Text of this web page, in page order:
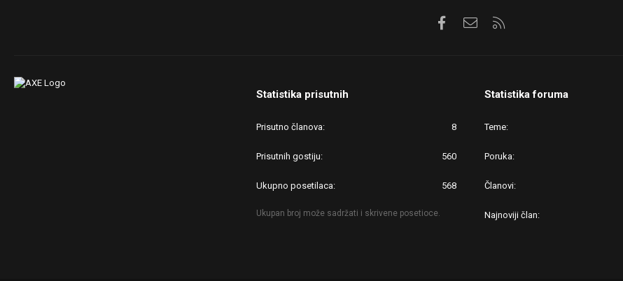
FacebookKontaktirajte nas
Statistika prisutnih
Prisutno članova 8
Prisutnih gostiju 560
Ukupno posetilaca 568
Ukupan broj može sadržati i skrivene posetioce.
Statistika foruma
Teme
Poruka
Članovi
Najnoviji član